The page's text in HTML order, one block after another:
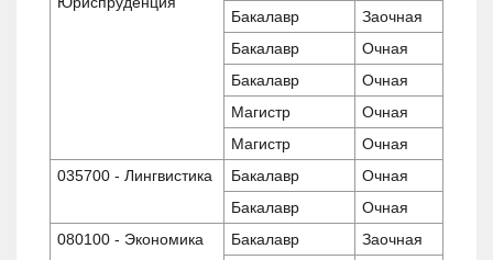
Бакалавр
Заочная
Бакалавр
Очная
Бакалавр
Очная
Магистр
Очная
Магистр
Очная
035700 - Лингвистика
Бакалавр
Очная
Бакалавр
Очная
080100 - Экономика
Бакалавр
Заочная